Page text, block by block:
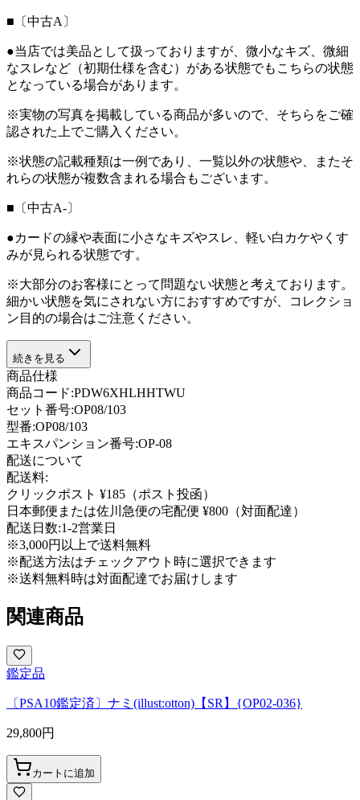
■〔中古A〕
●当店では美品として扱っておりますが、微小なキズ、微細
なスレなど（初期仕様を含む）がある状態でもこちらの状態
となっている場合があります。
※実物の写真を掲載している商品が多いので、そちらをご確
認された上でご購入ください。
※状態の記載種類は一例であり、一覧以外の状態や、またそ
れらの状態が複数含まれる場合もございます。
■〔中古A-〕
●カードの縁や表面に小さなキズやスレ、軽い白カケやくす
みが見られる状態です。
※大部分のお客様にとって問題ない状態と考えております。
細かい状態を気にされない方におすすめですが、コレクショ
ン目的の場合はご注意ください。
続きを見る
商品仕様
商品コード:PDW6XHLHHTWU
セット番号:OP08/103
型番:OP08/103
エキスパンション番号:OP-08
配送について
配送料:
クリックポスト ¥185（ポスト投函）
日本郵便または佐川急便の宅配便 ¥800（対面配達）
配送日数:1-2営業日
※3,000円以上で送料無料
※配送方法はチェックアウト時に選択できます
※送料無料時は対面配達でお届けします
関連商品
鑑定品
〔PSA10鑑定済〕ナミ(illust:otton)【SR】{OP02-036}
29,800円
カートに追加